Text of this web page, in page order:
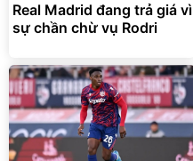
Real Madrid đang trả giá vì
sự chần chừ vụ Rodri